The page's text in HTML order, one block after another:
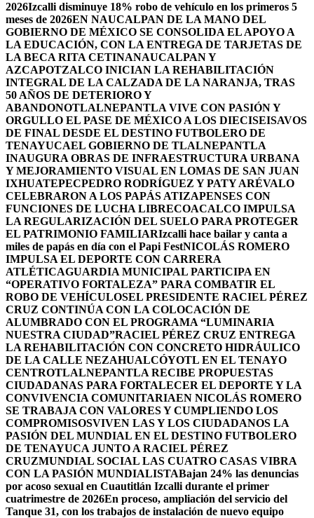
2026Izcalli disminuye 18% robo de vehículo en los primeros 5
meses de 2026EN NAUCALPAN DE LA MANO DEL
GOBIERNO DE MÉXICO SE CONSOLIDA EL APOYO A
LA EDUCACIÓN, CON LA ENTREGA DE TARJETAS DE
LA BECA RITA CETINANAUCALPAN Y
AZCAPOTZALCO INICIAN LA REHABILITACIÓN
INTEGRAL DE LA CALZADA DE LA NARANJA, TRAS
50 AÑOS DE DETERIORO Y
ABANDONOTLALNEPANTLA VIVE CON PASIÓN Y
ORGULLO EL PASE DE MÉXICO A LOS DIECISEISAVOS
DE FINAL DESDE EL DESTINO FUTBOLERO DE
TENAYUCAEL GOBIERNO DE TLALNEPANTLA
INAUGURA OBRAS DE INFRAESTRUCTURA URBANA
Y MEJORAMIENTO VISUAL EN LOMAS DE SAN JUAN
IXHUATEPECPEDRO RODRÍGUEZ Y PATY ARÉVALO
CELEBRARON A LOS PAPÁS ATIZAPENSES CON
FUNCIONES DE LUCHA LIBRECOACALCO IMPULSA
LA REGULARIZACIÓN DEL SUELO PARA PROTEGER
EL PATRIMONIO FAMILIARIzcalli hace bailar y canta a
miles de papás en día con el Papi FestNICOLÁS ROMERO
IMPULSA EL DEPORTE CON CARRERA
ATLÉTICAGUARDIA MUNICIPAL PARTICIPA EN
“OPERATIVO FORTALEZA” PARA COMBATIR EL
ROBO DE VEHÍCULOSEL PRESIDENTE RACIEL PÉREZ
CRUZ CONTINÚA CON LA COLOCACIÓN DE
ALUMBRADO CON EL PROGRAMA “LUMINARIA
NUESTRA CIUDAD”RACIEL PÉREZ CRUZ ENTREGA
LA REHABILITACIÓN CON CONCRETO HIDRÁULICO
DE LA CALLE NEZAHUALCÓYOTL EN EL TENAYO
CENTROTLALNEPANTLA RECIBE PROPUESTAS
CIUDADANAS PARA FORTALECER EL DEPORTE Y LA
CONVIVENCIA COMUNITARIAEN NICOLÁS ROMERO
SE TRABAJA CON VALORES Y CUMPLIENDO LOS
COMPROMISOSVIVEN LAS Y LOS CIUDADANOS LA
PASIÓN DEL MUNDIAL EN EL DESTINO FUTBOLERO
DE TENAYUCA JUNTO A RACIEL PÉREZ
CRUZMUNDIAL SOCIAL LAS CUATRO CASAS VIBRA
CON LA PASIÓN MUNDIALISTABajan 24% las denuncias
por acoso sexual en Cuautitlán Izcalli durante el primer
cuatrimestre de 2026En proceso, ampliación del servicio del
Tanque 31, con los trabajos de instalación de nuevo equipo